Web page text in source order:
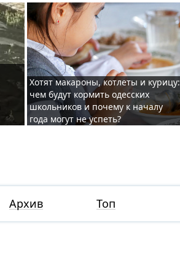
Хотят макароны, котлеты и курицу:
чем будут кормить одесских
школьников и почему к началу
года могут не успеть?
Архив Топ